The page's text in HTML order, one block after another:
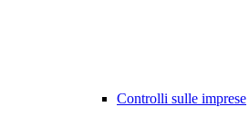
Controlli sulle imprese